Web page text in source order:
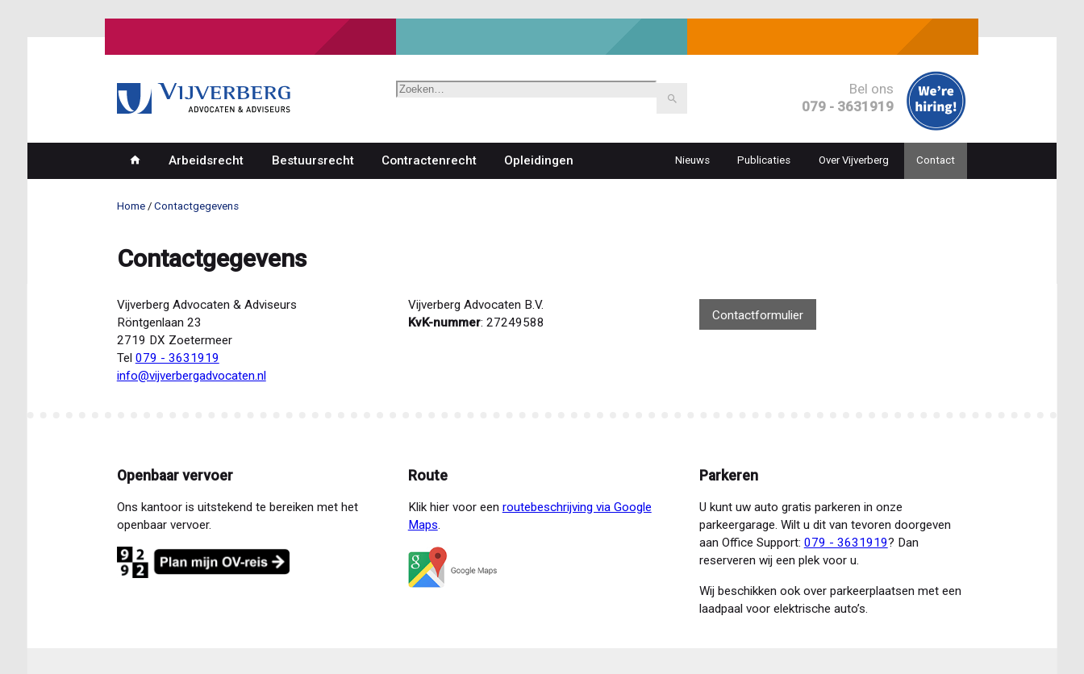
Zoeken
Bel ons
079 - 3631919
Hoofdnavigatie
Arbeidsrecht Bestuursrecht Contractenrecht Opleidingen
Top
navigation
Nieuws Publicaties Over Vijverberg Contact
Home Contactgegevens
Contactgegevens
Vijverberg Advocaten & Adviseurs
Röntgenlaan 23
2719 DX Zoetermeer
Tel 079 - 3631919
info@vijverbergadvocaten.nl
Vijverberg Advocaten B.V.
KvK-nummer: 27249588
Contactformulier
Openbaar vervoer
Ons kantoor is uitstekend te bereiken met het
openbaar vervoer.
Route
Klik hier voor een routebeschrijving via Google
Maps.
Parkeren
U kunt uw auto gratis parkeren in onze
parkeergarage. Wilt u dit van tevoren doorgeven
aan Office Support: 079 - 3631919? Dan
reserveren wij een plek voor u.
Wij beschikken ook over parkeerplaatsen met een
laadpaal voor elektrische auto’s.